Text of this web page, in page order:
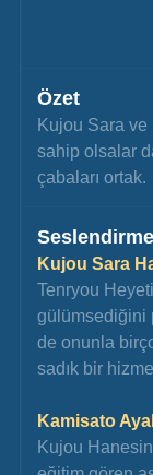
Özet
Kujou Sara ve
sahip olsalar
çabaları ortak.
Seslendirme
Kujou Sara
Tenryou
gülümsediğini
de onunla
sadık bir
Kamisato
Kujou